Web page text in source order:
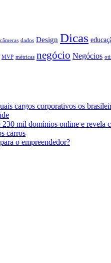
câmeras dados Design Dicas
MVP métricas negócio Negócios
cargos corporativos os
mil domínios online e revela
carros
o empreendedor?